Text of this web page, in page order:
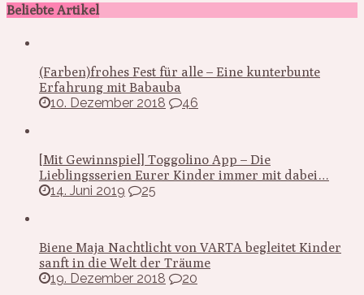
Beliebte Artikel
(Farben)frohes Fest für alle – Eine kunterbunte
Erfahrung mit Babauba
10. Dezember 2018
46
[Mit Gewinnspiel] Toggolino App – Die
Lieblingsserien Eurer Kinder immer mit dabei…
14. Juni 2019
25
Biene Maja Nachtlicht von VARTA begleitet Kinder
sanft in die Welt der Träume
19. Dezember 2018
20